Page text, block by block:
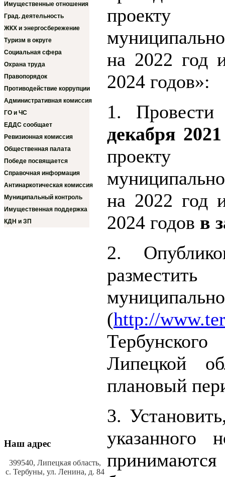
Имущественные отношения
Град. деятельность
ЖКХ и энергосбережение
Туризм в округе
Социальная сфера
Охрана труда
Правопорядок
Противодействие коррупции
Административная комиссия
ГО и ЧС
ЕДДС сообщает
Ревизионная комиссия
Общественная палата
Победе посвящается
Справочная информация
Антинаркотическая комиссия
Муниципальный контроль
Имущественная поддержка
КДН и ЗП
Наш адрес
399540, Липецкая область,
с. Тербуны, ул. Ленина, д. 84
проекту
на 2022 год
2024 годов»:
1.
декабря
проекту
на 2022 год
2024 годов в
2.
(http://
Липецкой
плановый
3.
указанного